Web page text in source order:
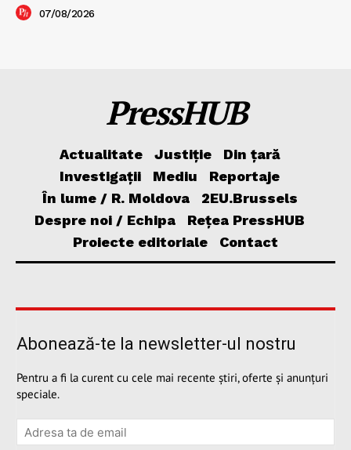
07/08/2026
PressHUB
Actualitate Justiție
Din țară
Investigații
Mediu
Reportaje
În lume / R. Moldova
2EU.Brussels
Despre noi / Echipa
Rețea PressHUB
Proiecte editoriale
Contact
Abonează-te la newsletter-ul nostru
Pentru a fi la curent cu cele mai recente știri, oferte și anunțuri
speciale.